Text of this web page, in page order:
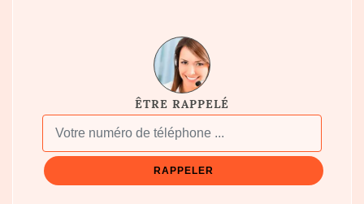
ÊTRE RAPPELÉ